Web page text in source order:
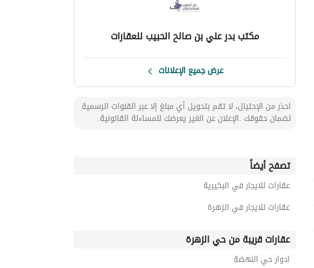
مكتب بدر علي بن صالح الحبيب للعقارات
عرض جميع الإعلانات
احذر من الإحتيال، لا تقم بتحويل أي مبلغ إلا عبر القنوات الرسمية
لضمان حقوقك .الإعلان عن الغير يعرضك للمساءلة القانونية.
تصفح أيضاً
عقارات للايجار في البكيرية
عقارات للايجار في الزهرة
عقارات قريبة من حي الزهرة
ادوار حي النهضة